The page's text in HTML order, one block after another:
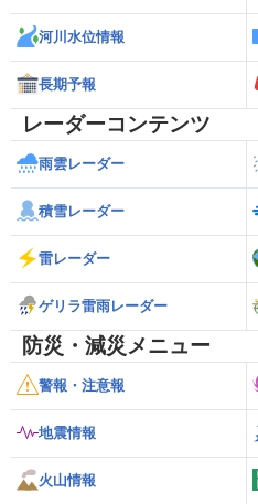
河川水位情報
長期予報
レーダーコンテンツ
雨雲レーダー
積雪レーダー
雷レーダー
ゲリラ雷雨レーダー
防災・減災メニュー
警報・注意報
地震情報
火山情報